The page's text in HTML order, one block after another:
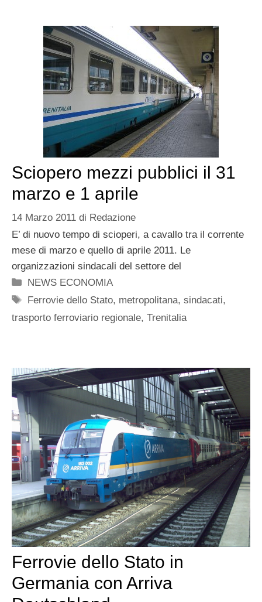
Sciopero mezzi pubblici il 31
marzo e 1 aprile
14 Marzo 2011 di Redazione
E’ di nuovo tempo di scioperi, a cavallo tra il corrente
mese di marzo e quello di aprile 2011. Le
organizzazioni sindacali del settore del
Categorie
NEWS ECONOMIA
Tag
Ferrovie dello Stato, metropolitana,sindacati,
trasporto ferroviario regionale, Trenitalia
Ferrovie dello Stato in
Germania con Arriva